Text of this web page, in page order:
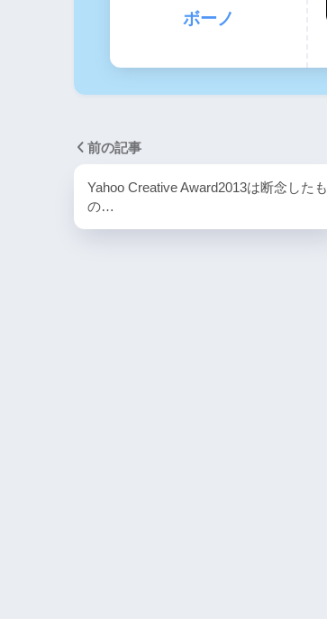
ボーノ
前の記事
Yahoo Creative Award2013は断念したも
の…